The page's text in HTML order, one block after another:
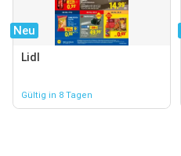
Neu
Lidl
Gültig in 8 Tagen